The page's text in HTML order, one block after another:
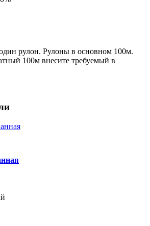
рулон. Рулоны в основном 100м.
100м внесите требуемый в